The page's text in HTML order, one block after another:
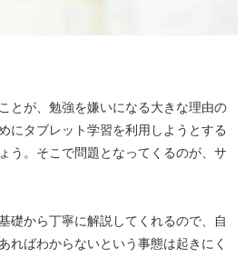
とが、勉強を嫌いになる大きな理由の
にタブレット学習を利用しようとする
う。そこで問題となってくるのが、サ
礎から丁寧に解説してくれるので、自
ればわからないという事態は起きにく